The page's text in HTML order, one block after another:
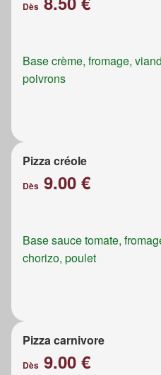
Dès
Base crème, fromage,
poivrons
Pizza créole
Dès 9.00 €
Base sauce tomate,
chorizo, poulet
Pizza carnivore
Dès 9.00 €